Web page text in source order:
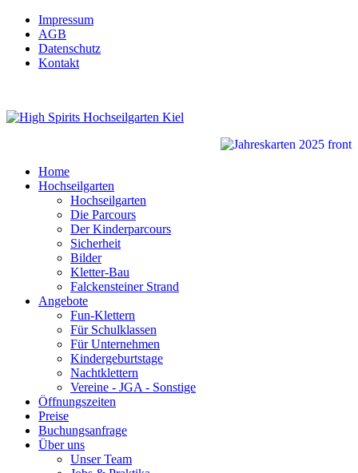
Impressum
AGB
Datenschutz
Kontakt
Home
Hochseilgarten
Hochseilgarten
Die Parcours
Der Kinderparcours
Sicherheit
Bilder
Kletter-Bau
Falckensteiner Strand
Angebote
Fun-Klettern
Für Schulklassen
Für Unternehmen
Kindergeburtstage
Nachtklettern
Vereine - JGA - Sonstige
Öffnungszeiten
Preise
Buchungsanfrage
Über uns
Unser Team